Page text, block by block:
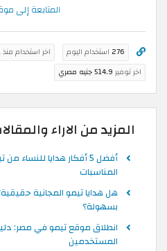
المتابعة إلى
276 استخدام اليوم اخر استخدام منذ1
اخر توفير 514.9 جنيه مصري
المزيد من الاراء
أفضل 5 أفكار هدايا
المناسبات
هل هدايا تيمو المجانية
بسهولة؟
انطلاق موقع تيمو في مصر:
المستخدمين